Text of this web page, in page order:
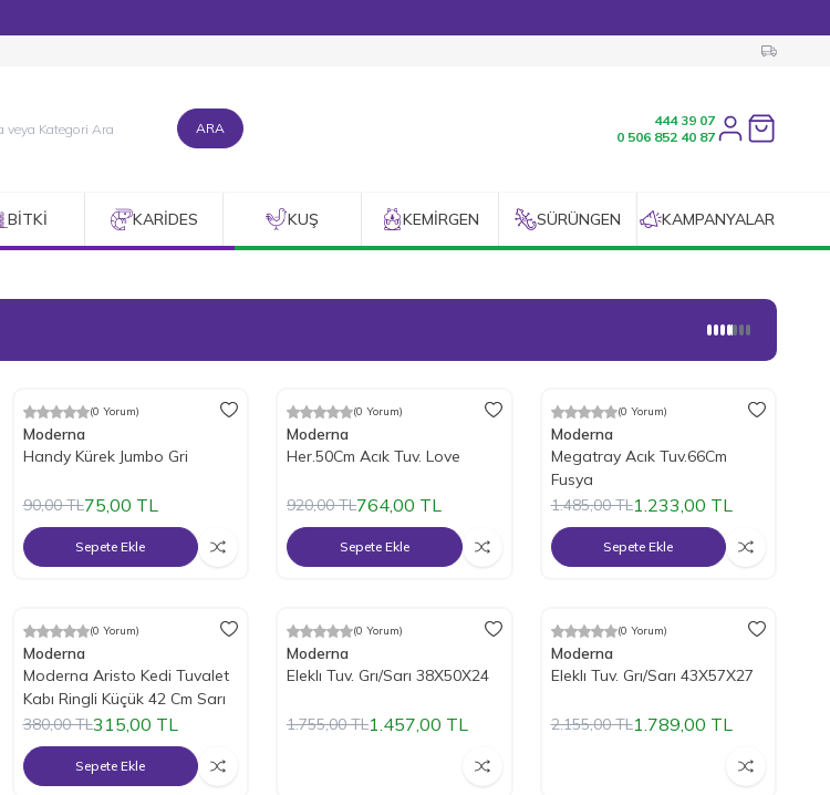
ARA
444 39 07
0 506 852 40 87
Favorilerim
BITKI KARIDES KUŞ KEMIRGEN SÜRÜNGEN KAMPANYALAR
%17İndirim(0 Yorum)
Moderna
Handy Kürek Jumbo Gri
90,00TL75,00 TL
Sepete Ekle
%17İndirim(0 Yorum)
Moderna
Her.50Cm Acık Tuv. Love
920,00TL764,00 TL
Sepete Ekle
%17İndirim(0 Yorum)
Moderna
Megatray Acık Tuv.66Cm
Fusya
1.485,00TL1.233,00 TL
Sepete Ekle
%17İndirim(0 Yorum)
Moderna
Moderna Aristo Kedi Tuvalet
Kabı Ringli Küçük 42 Cm Sarı
380,00TL315,00 TL
Sepete Ekle
%17İndirim(0 Yorum)
Moderna
Eleklı Tuv. Grı/Sarı 38X50X24
1.755,00TL1.457,00 TL
%17İndirim(0 Yorum)
Moderna
Eleklı Tuv. Grı/Sarı 43X57X27
2.155,00TL1.789,00 TL